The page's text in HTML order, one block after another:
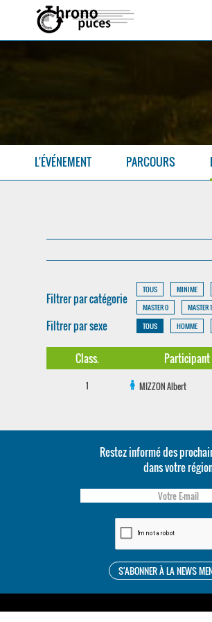
L'ÉVÉNEMENT PARCOURS
Filtrer par catégorie
TOUS MINIME
MASTER 0
MASTER 1
Filtrer par sexe TOUS HOMME
Class. Participant
1 MIZZONAlbert
Restez informé des
dans votre